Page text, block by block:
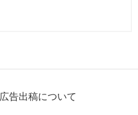
広告出稿について